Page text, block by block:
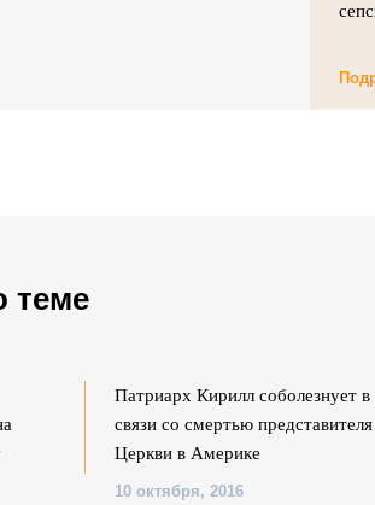
теме
Патриарх Кирилл соболезнует в
связи со смертью представителя
Церкви в Америке
10 октября, 2016